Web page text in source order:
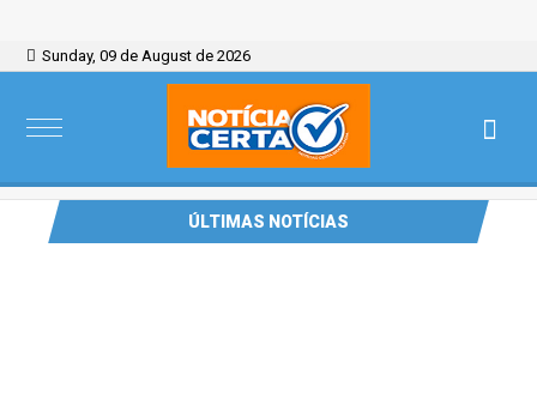
Sunday, 09 de August de 2026
ÚLTIMAS NOTÍCIAS